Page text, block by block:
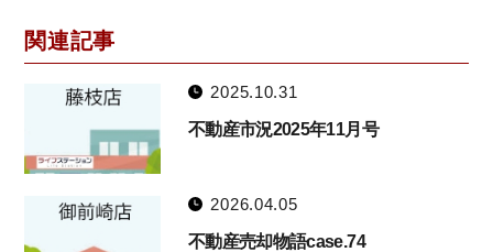
関連記事
2025.10.31
不動産市況2025年11月号
2026.04.05
不動産売却物語case.74